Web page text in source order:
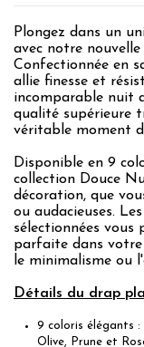
Plongez dans un
avec notre
Confectionnée en
allie finesse et
incomparable nuit
qualité supérieure
véritable moment
Disponible en 9
collection Douce
décoration, que
ou audacieuses.
sélectionnées vous
parfaite dans votre
le minimalisme ou
Détails du drap
9 coloris élégants :
Olive, Prune et